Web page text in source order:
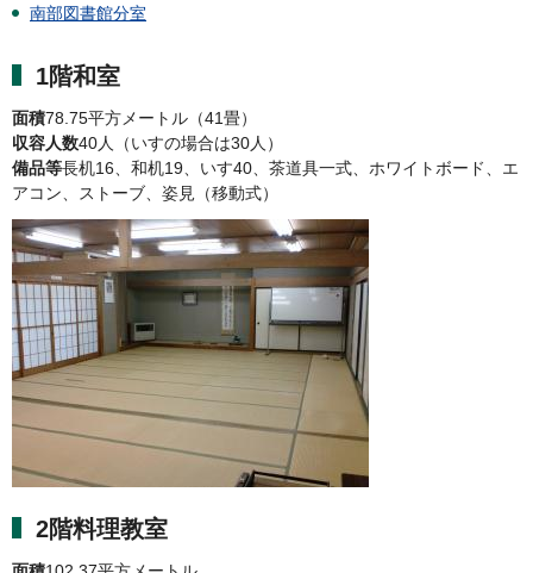
南部図書館分室
1階和室
面積78.75平方メートル（41畳）
収容人数40人（いすの場合は30人）
備品等長机16、和机19、いす40、茶道具一式、ホワイトボード、エ
アコン、ストーブ、姿見（移動式）
2階料理教室